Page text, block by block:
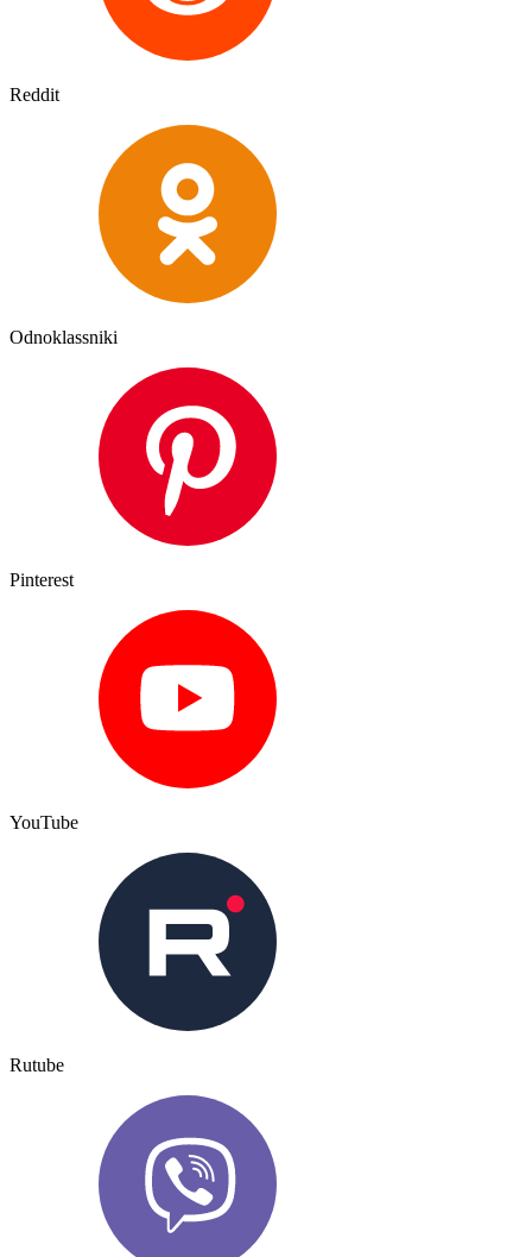
Reddit
Odnoklassniki
Pinterest
YouTube
Rutube